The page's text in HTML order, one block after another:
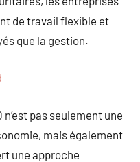
de travail flexible et
que la gestion.
pas seulement une
mais également
une approche